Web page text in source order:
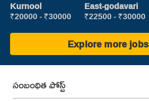
Marketing
Executive
Kurnool
₹20000 - ₹30000
Executive
East-godavari
₹22500 - ₹30000
Explore more jobs
సంబంధిత పోస్ట్